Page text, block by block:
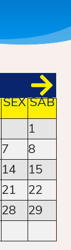
SEX SAB
1
7
8
14
15
21
22
28
29